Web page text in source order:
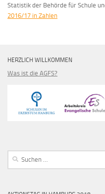
Statistik der Behörde für Schule
2016/17 in Zahlen
HERZLICH WILLKOMMEN
Was ist die AGFS?
Suche